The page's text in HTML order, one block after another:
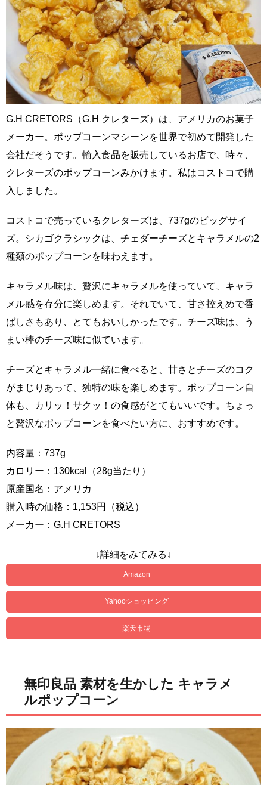
G.H CRETORS（G.H クレターズ）は、アメリカのお菓子
メーカー。ポップコーンマシーンを世界で初めて開発した
会社だそうです。輸入食品を販売しているお店で、時々、
クレターズのポップコーンみかけます。私はコストコで購
入しました。
コストコで売っているクレターズは、737gのビッグサイ
ズ。シカゴクラシックは、チェダーチーズとキャラメルの2
種類のポップコーンを味わえます。
キャラメル味は、贅沢にキャラメルを使っていて、キャラ
メル感を存分に楽しめます。それでいて、甘さ控えめで香
ばしさもあり、とてもおいしかったです。チーズ味は、う
まい棒のチーズ味に似ています。
チーズとキャラメル一緒に食べると、甘さとチーズのコク
がまじりあって、独特の味を楽しめます。ポップコーン自
体も、カリッ！サクッ！の食感がとてもいいです。ちょっ
と贅沢なポップコーンを食べたい方に、おすすめです。
内容量：737g
カロリー：130kcal（28g当たり）
原産国名：アメリカ
購入時の価格：1,153円（税込）
メーカー：G.H CRETORS
↓詳細をみてみる↓
Amazon
Yahooショッピング
楽天市場
無印良品 素材を生かした キャラメ
ルポップコーン